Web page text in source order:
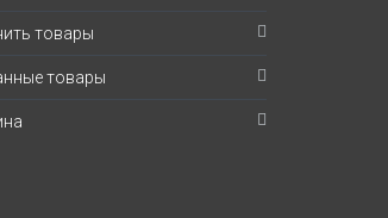
товары
товары